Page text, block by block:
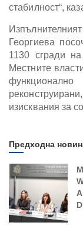
стабилност“,
Георгиева
1130 сгради
Местните
изисквания за
Предходна